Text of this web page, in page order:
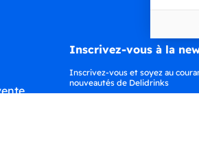
Inscrivez-vous à la
Inscrivez-vous et soyez au
nouveautés de Delidrinks